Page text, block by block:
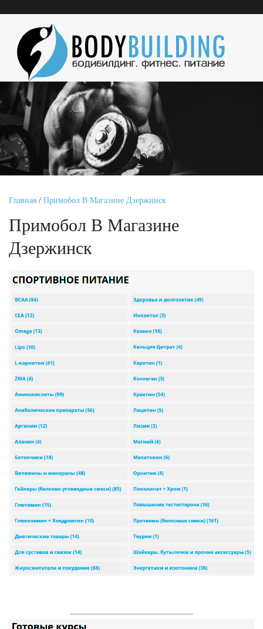
Главная / Примобол В Магазине Дзержинск
Примобол В Магазине
Дзержинск